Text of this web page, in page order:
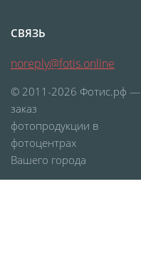
СВЯЗЬ
noreply@fotis.online
© 2011-2026 Фотис.рф —
заказ
фотопродукции в
фотоцентрах
Вашего города